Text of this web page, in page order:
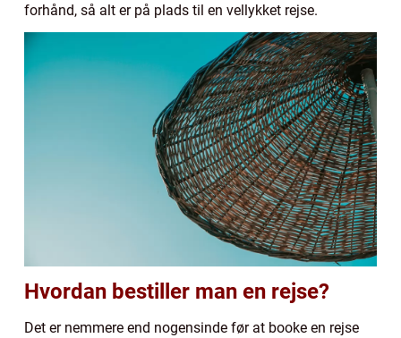
forhånd, så alt er på plads til en vellykket rejse.
Hvordan bestiller man en rejse?
Det er nemmere end nogensinde før at booke en rejse